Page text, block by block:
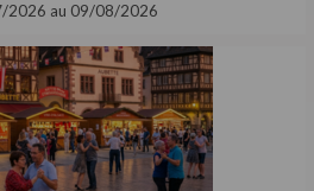
2026 au 09/08/2026